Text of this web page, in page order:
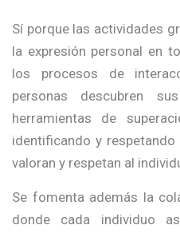
Sí porque las actividades
la expresión personal en
los procesos de
personas descubren
herramientas de
identificando y
valoran y respetan al
Se fomenta además la
donde cada individuo